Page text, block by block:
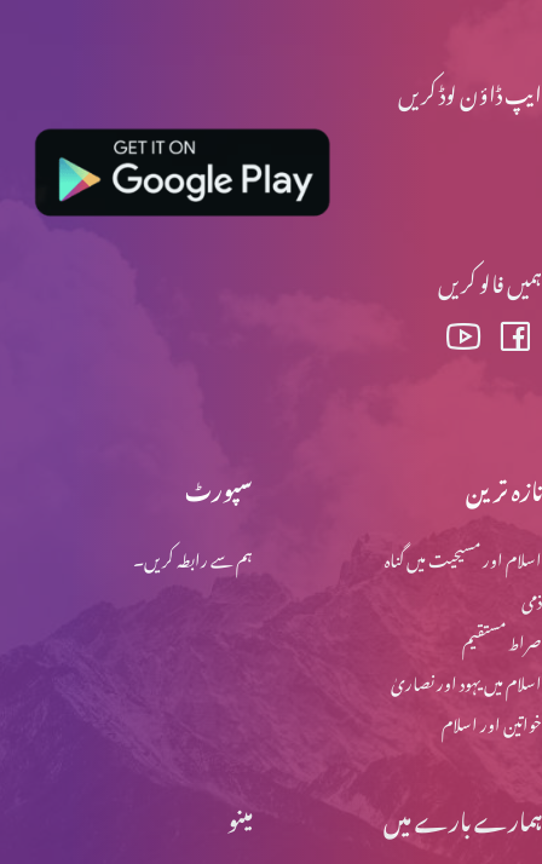
ایپ ڈاؤن لوڈ کریں
ہمیں فالو کریں
سپورٹ
ہم سے رابطہ کریں۔
تازہ ترین
اسلام اور مسیحیت میں گناہ
ذمی
صراط مستقیم
اسلام میں یہود اور نصاریٰ
خواتین اور اسلام
مینو ہمارے بارے میں